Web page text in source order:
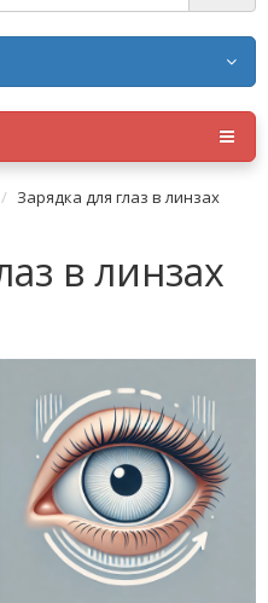
Зарядка для глаз в линзах
в линзах